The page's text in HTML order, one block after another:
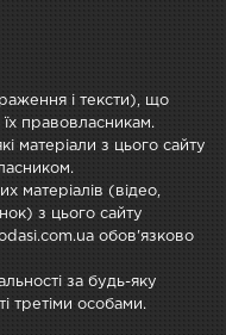
і тексти), що
правовласникам.
матеріали з цього сайту
матеріалів (відео,
з цього сайту
обов'язково
за будь-яку
третіми особами.